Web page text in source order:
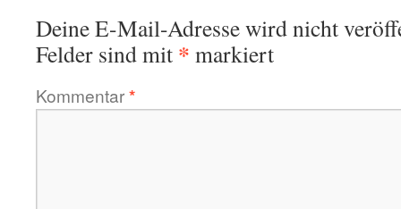
Deine E-Mail-Adresse wird nicht
Felder sind mit * markiert
Kommentar*